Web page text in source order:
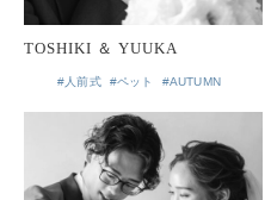
TOSHIKI ＆ YUUKA
#人前式 #ペット #AUTUMN